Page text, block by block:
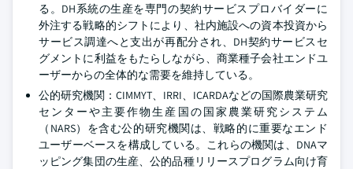
る。DH系統の生産を専門の契約サービスプロバイダーに
外注する戦略的シフトにより、社内施設への資本投資から
サービス調達へと支出が再配分され、DH契約サービスセ
グメントに利益をもたらしながら、商業種子会社エンドユ
ーザーからの全体的な需要を維持している。
公的研究機関：CIMMYT、IRRI、ICARDAなどの国際農業研究
センターや主要作物生産国の国家農業研究システム
（NARS）を含む公的研究機関は、戦略的に重要なエンド
ユーザーベースを構成している。これらの機関は、DNAマ
ッピング集団の生産、公的品種リリースプログラム向け育